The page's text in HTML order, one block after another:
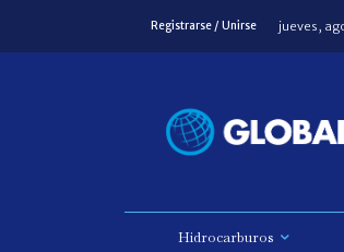
Registrarse / Unirse jueves,
Hidrocarburos